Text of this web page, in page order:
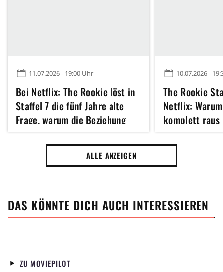
11.07.2026 - 19:00 Uhr
Bei Netflix: The Rookie löst in
Staffel 7 die fünf Jahre alte
Frage, warum die Beziehung
von Tim und Rachel endete
10.07.2026 -
The Rookie
Netflix:
komplett
ALLE ANZEIGEN
DAS KÖNNTE DICH AUCH INTERESSIEREN
ZU MOVIEPILOT